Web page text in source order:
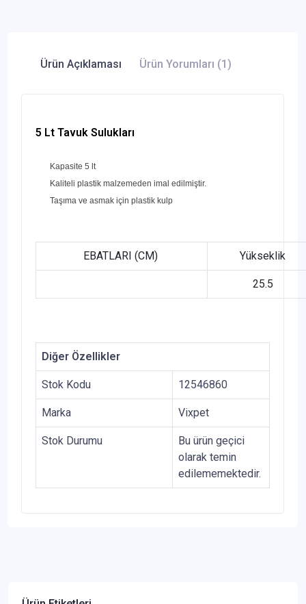
Ürün Açıklaması Ürün Yorumları (1)
5 Lt Tavuk Sulukları
Kapasite 5 lt
Kaliteli plastik malzemeden imal edilmiştir.
Taşıma ve asmak için plastik kulp
EBATLARI (CM) Yükseklik
25.5
Diğer Özellikler
Stok Kodu 12546860
Marka Vixpet
Stok Durumu
Bu ürün geçici
olarak temin
edilememektedir.